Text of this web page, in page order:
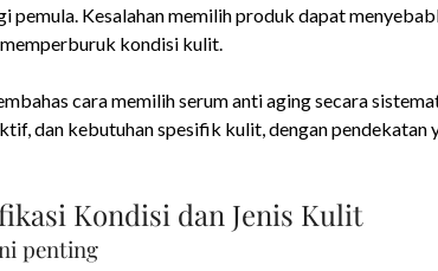
pemula. Kesalahan memilih produk dapat
kondisi kulit.
cara memilih serum anti aging secara
dan kebutuhan spesifik kulit, dengan pendekatan
Kondisi dan Jenis Kulit
penting